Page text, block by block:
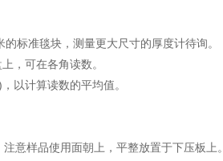
标准毯块，测量更大尺寸的厚度计待询。
，可在各角读数。
以计算读数的平均值。
意样品使用面朝上，平整放置于下压板上